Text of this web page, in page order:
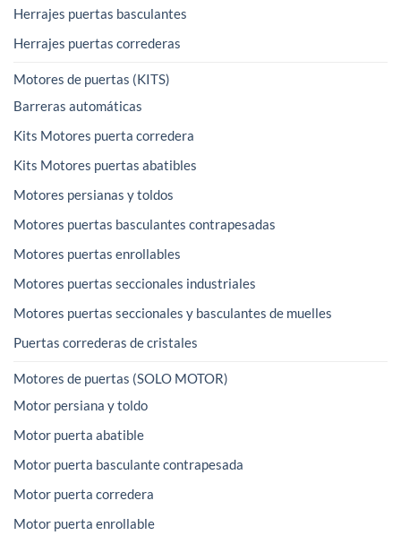
Herrajes puertas basculantes
Herrajes puertas correderas
Motores de puertas (KITS)
Barreras automáticas
Kits Motores puerta corredera
Kits Motores puertas abatibles
Motores persianas y toldos
Motores puertas basculantes contrapesadas
Motores puertas enrollables
Motores puertas seccionales industriales
Motores puertas seccionales y basculantes de muelles
Puertas correderas de cristales
Motores de puertas (SOLO MOTOR)
Motor persiana y toldo
Motor puerta abatible
Motor puerta basculante contrapesada
Motor puerta corredera
Motor puerta enrollable